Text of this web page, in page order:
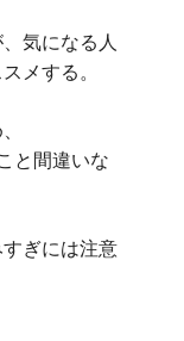
気になる人
メする。
と間違いな
ぎには注意